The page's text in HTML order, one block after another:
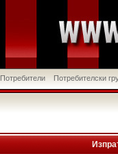
Потребители Потребителски